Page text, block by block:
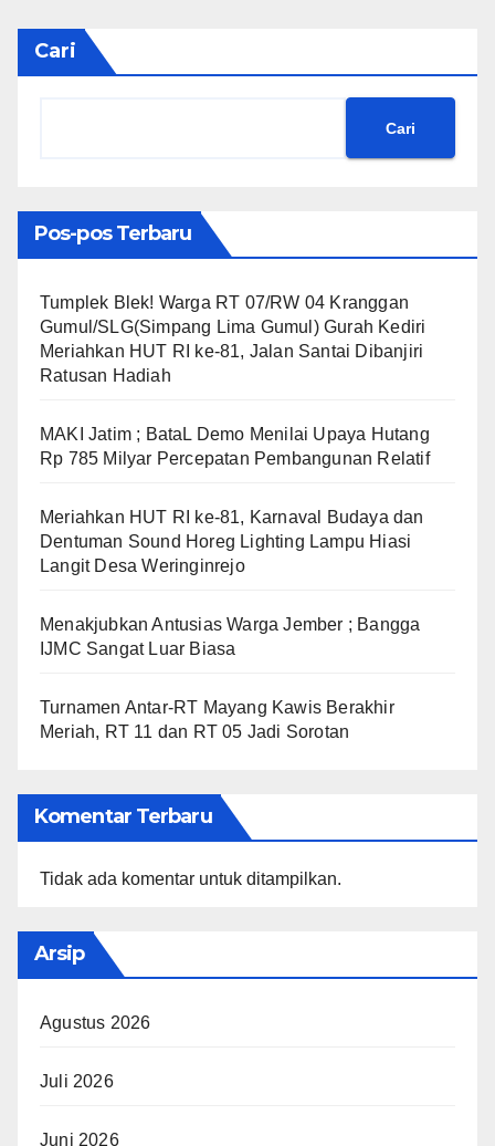
Cari
Cari
Pos-pos Terbaru
Tumplek Blek! Warga RT 07/RW 04 Kranggan
Gumul/SLG(Simpang Lima Gumul) Gurah Kediri
Meriahkan HUT RI ke-81, Jalan Santai Dibanjiri
Ratusan Hadiah
MAKI Jatim ; BataL Demo Menilai Upaya Hutang
Rp 785 Milyar Percepatan Pembangunan Relatif
Meriahkan HUT RI ke-81, Karnaval Budaya dan
Dentuman Sound Horeg Lighting Lampu Hiasi
Langit Desa Weringinrejo
Menakjubkan Antusias Warga Jember ; Bangga
IJMC Sangat Luar Biasa
Turnamen Antar-RT Mayang Kawis Berakhir
Meriah, RT 11 dan RT 05 Jadi Sorotan
Komentar Terbaru
Tidak ada komentar untuk ditampilkan.
Arsip
Agustus 2026
Juli 2026
Juni 2026